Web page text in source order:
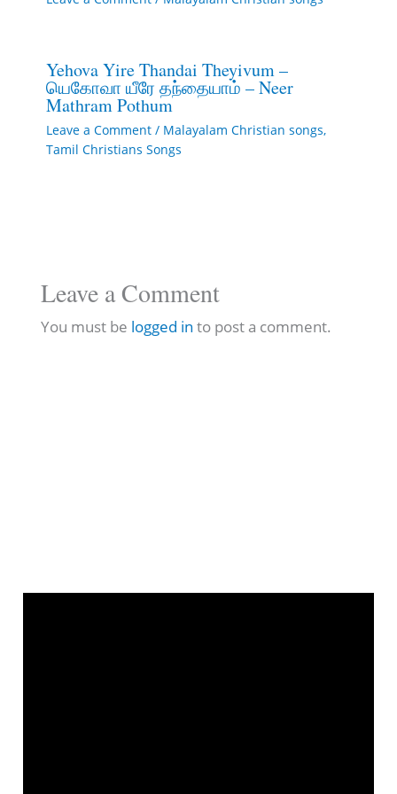
Yehova Yire Thandai Theyivum –
யெகோவா யீரே தந்தையாம் – Neer
Mathram Pothum
Leave a Comment / Malayalam Christian songs,
Tamil Christians Songs
Leave a Comment
You must be logged in to post a comment.